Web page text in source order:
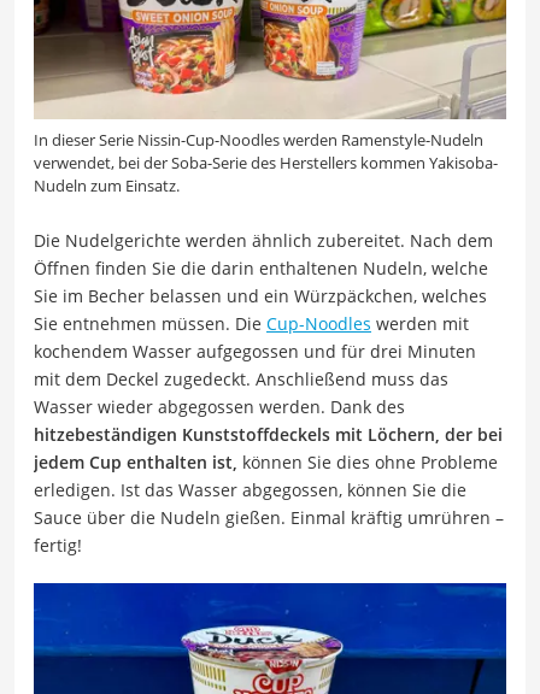
In dieser Serie Nissin-Cup-Noodles werden Ramenstyle-Nudeln
verwendet, bei der Soba-Serie des Herstellers kommen Yakisoba-
Nudeln zum Einsatz.
Die Nudelgerichte werden ähnlich zubereitet. Nach dem
Öffnen finden Sie die darin enthaltenen Nudeln, welche
Sie im Becher belassen und ein Würzpäckchen, welches
Sie entnehmen müssen. Die Cup-Noodles werden mit
kochendem Wasser aufgegossen und für drei Minuten
mit dem Deckel zugedeckt. Anschließend muss das
Wasser wieder abgegossen werden. Dank des
hitzebeständigen Kunststoffdeckels mit Löchern, der bei
jedem Cup enthalten ist, können Sie dies ohne Probleme
erledigen. Ist das Wasser abgegossen, können Sie die
Sauce über die Nudeln gießen. Einmal kräftig umrühren –
fertig!